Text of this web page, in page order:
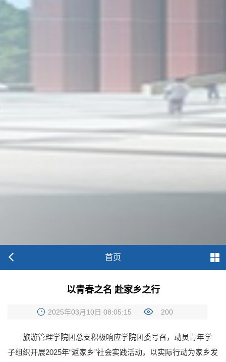
首页
以青春之名 赴家乡之行
2025年03月10日 08:05:15 200
旅游管理学院团总支积极响应学院团委号召，动员青年学
子组织开展2025年“返家乡”社会实践活动，以实际行动为家乡发